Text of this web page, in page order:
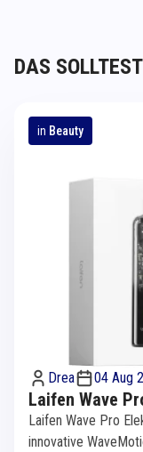
DAS
in Beauty
Drea 04 Aug
Laifen Wave
Laifen Wave Pro
innovative